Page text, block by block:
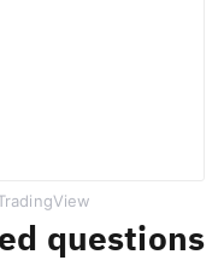
questions